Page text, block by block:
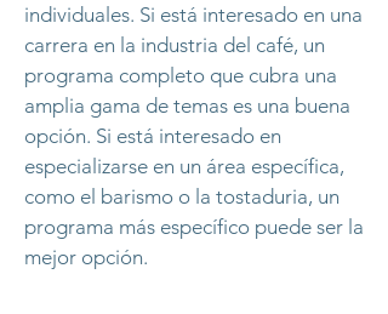
individuales. Si está interesado en una
carrera en la industria del café, un
programa completo que cubra una
amplia gama de temas es una buena
opción. Si está interesado en
especializarse en un área específica,
como el barismo o la tostaduria, un
programa más específico puede ser la
mejor opción.